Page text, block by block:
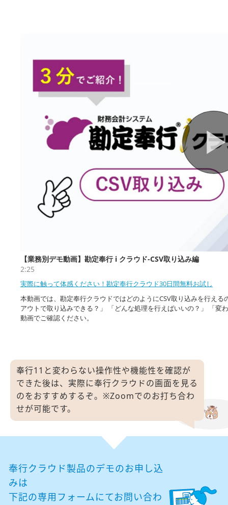
奉行11と変わらない操作性や機能性を確認が
できた後は、 実際に奉行クラウドの画面を見る
のをおすすめするぞ。 ※Zoomでのお打ち合わ
せが可能です。
奉行クラウド製品のデモのお申し込
みは
下記の専⽤フォームにてお問い合わ